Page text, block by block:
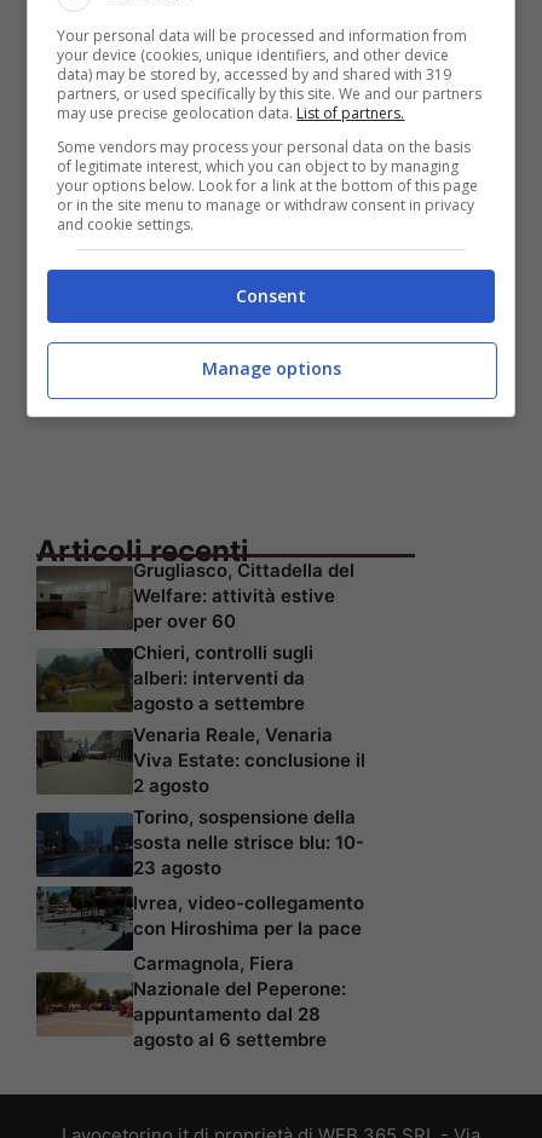
Categorie
Attualità
Terra Madre, Torino apre con cene in
musica e degustazioni
Covid: coprifuoco anche in Piemonte
Articoli recenti
Grugliasco, Cittadella del
Welfare: attività estive
per over 60
Chieri, controlli sugli
alberi: interventi da
agosto a settembre
Venaria Reale, Venaria
Viva Estate: conclusione il
2 agosto
Torino, sospensione della
sosta nelle strisce blu: 10-
23 agosto
Ivrea, video-collegamento
con Hiroshima per la pace
Carmagnola, Fiera
Nazionale del Peperone:
appuntamento dal 28
agosto al 6 settembre
Your personal data will be processed and information from
your device (cookies, unique identifiers, and other device
data) may be stored by, accessed by and shared with 319
partners, or used specifically by this site. We and our partners
may use precise geolocation data. List of partners.
Some vendors may process your personal data on the basis
of legitimate interest, which you can object to by managing
your options below. Look for a link at the bottom of this page
or in the site menu to manage or withdraw consent in privacy
and cookie settings.
Consent
Manage options